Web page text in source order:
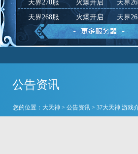
天界270服 火爆开启 天界
天界268服
火爆开启 天界
公告资讯
您的位置： 大天神 > 公告资讯 > 37大天神 游戏